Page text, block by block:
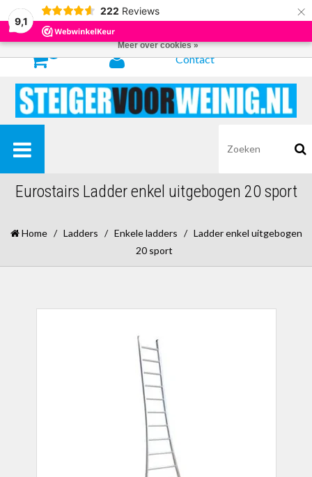
9,1
222 Reviews ×
Contact
Eurostairs Ladder enkel uitgebogen 20 sport
Home / Ladders / Enkele ladders / Ladder enkel uitgebogen
20 sport
Door het gebruiken van onze website, ga je akkoord met het gebruik van
cookies om onze website te verbeteren.
Meer over cookies »